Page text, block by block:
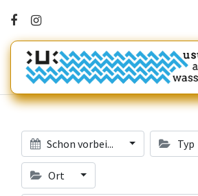
Schon vorbei... Typ
Ort